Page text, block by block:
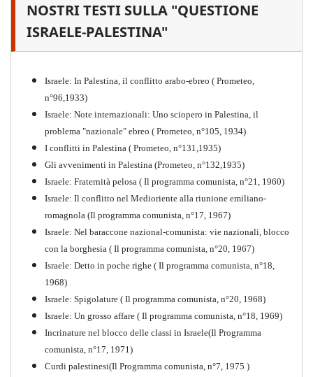
Il proletariato nella seconda
guerra mondiale e nella
Storia della Sinistra
Comunista V
NOSTRI TESTI SULLA "QUESTIONE
ISRAELE-PALESTINA"
Israele: In Palestina, il conflitto arabo-ebreo ( Prometeo,
n°96,1933)
Israele: Note internazionali: Uno sciopero in Palestina, il
problema "nazionale" ebreo ( Prometeo, n°105, 1934)
I conflitti in Palestina ( Prometeo, n°131,1935)
Gli avvenimenti in Palestina (Prometeo, n°132,1935)
Israele: Fraternità pelosa ( Il programma comunista, n°21, 1960)
Israele: Il conflitto nel Medioriente alla riunione emiliano-
romagnola (Il programma comunista, n°17, 1967)
Israele: Nel baraccone nazional-comunista: vie nazionali, blocco
con la borghesia ( Il programma comunista, n°20, 1967)
Israele: Detto in poche righe ( Il programma comunista, n°18,
1968)
Israele: Spigolature ( Il programma comunista, n°20, 1968)
Israele: Un grosso affare ( Il programma comunista, n°18, 1969)
Incrinature nel blocco delle classi in Israele(Il Programma
comunista, n°17, 1971)
Curdi palestinesi(Il Programma comunista, n°7, 1975 )